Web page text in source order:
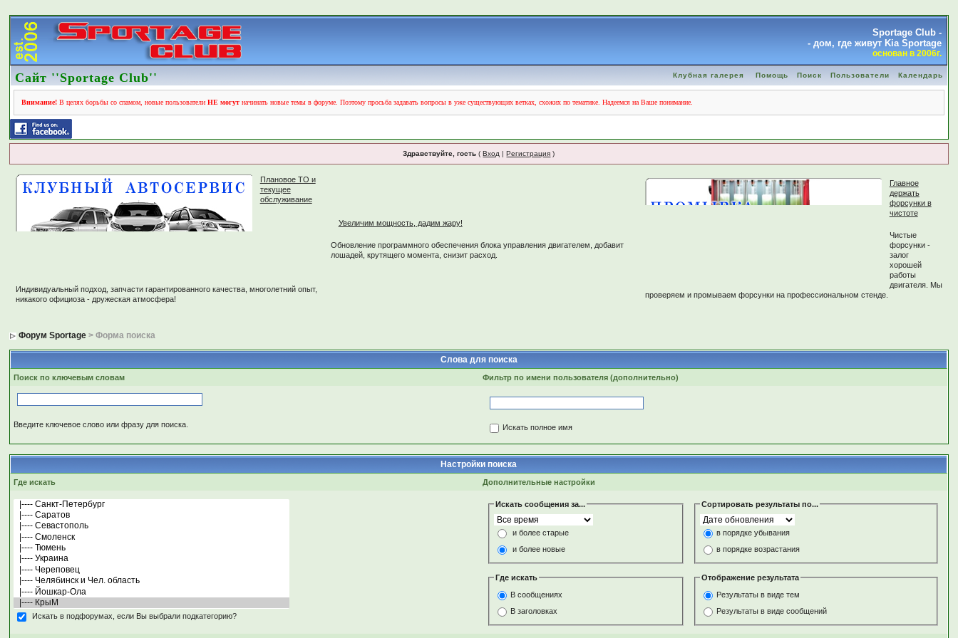
Sportage Club -
- дом, где живут Kia Sportage
основан в 2006г.
Сайт ''Sportage Club'' Клубная галерея Помощь Поиск Пользователи Календарь
Внимание! В целях борьбы со спамом, новые пользователиНЕ могут начинать новые темы в форуме. Поэтому просьба задавать вопросы в уже существующих ветках, схожих по тематике. Надеемся на Ваше понимание.
Здравствуйте, гость (Вход |Регистрация )
Плановое ТО и
текущее
обслуживание
Индивидуальный подход, запчасти гарантированного качества, многолетний опыт,
никакого официоза - дружеская атмосфера!
Увеличим мощность, дадим жару!
Обновление программного обеспечения блока управления двигателем, добавит
лошадей, крутящего момента, снизит расход.
Главное
держать
форсунки в
чистоте
Чистые
форсунки -
залог
хорошей
работы
двигателя. Мы
проверяем и промываем форсунки на профессиональном стенде.
Форум Sportage > Форма поиска
Слова для поиска
Поиск по ключевым словам Фильтр по имени пользователя (дополнительно)
Введите ключевое слово или фразу для поиска. Искать полное имя
Настройки поиска
Где искать Дополнительные настройки
Искать в подфорумах, если Вы выбрали подкатегорию?
Искать сообщения за...
и более старые
и более новые
Сортировать результаты по...
в порядке убывания
в порядке возрастания
Где искать
В сообщениях
В заголовках
Отображение результата
Результаты в виде тем
Результаты в виде сообщений